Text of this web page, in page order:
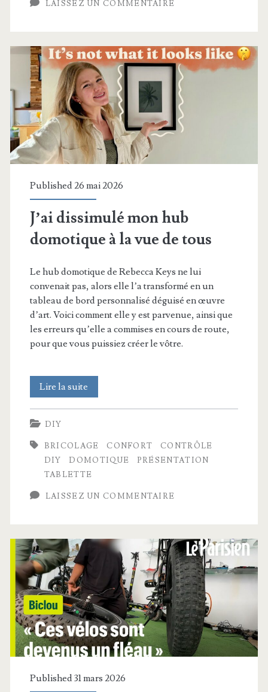
la
en
métal
–
xTool
MetalFab
LAISSEZ UN COMMENTAIRE
Published 26 mai 2026
J’ai dissimulé mon hub
domotique à la vue de tous
Le hub domotique de Rebecca Keys ne lui
convenait pas, alors elle l’a transformé en un
tableau de bord personnalisé déguisé en œuvre
d’art. Voici comment elle y est parvenue, ainsi que
les erreurs qu’elle a commises en cours de route,
pour que vous puissiez créer le vôtre.
Lire la suite
dissimulé
hub
domotique
à
vue
DIY
BRICOLAGE CONFORT
CONTRÔLE
DIY
DOMOTIQUE
PRÉSENTATION
TABLETTE
LAISSEZ UN COMMENTAIRE
Published 31 mars 2026